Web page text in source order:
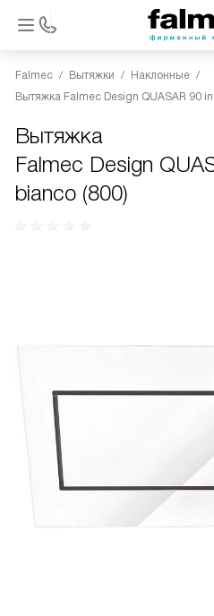
Falmec Вытяжки
Наклонные
Вытяжка Falmec Design QUASAR 90
Вытяжка
Falmec Design
bianco (800)